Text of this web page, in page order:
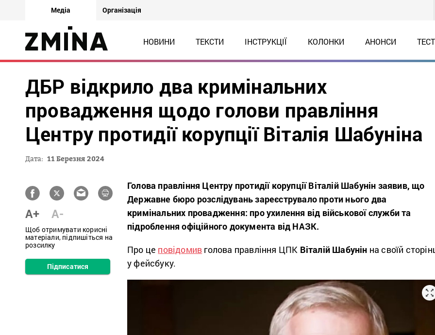
Медіа Організація
НОВИНИ ТЕКСТИ ІНСТРУКЦІЇ КОЛОНКИ АНОНСИ
ДБР відкрило два кримінальних
провадження щодо голови правління
Центру протидії корупції Віталія Шабуніна
Дата: 11 Березня 2024
A+ A-
Щоб отримувати корисні
матеріали, підпишіться на
розсилку
Підписатися
Голова правління Центру протидії корупції Віталій Шабунін заявив, що
Державне бюро розслідувань зареєструвало проти нього два
кримінальних провадження: про ухилення від військової служби та
підроблення офіційного документа від НАЗК.
Про це повідомив голова правління ЦПК Віталій Шабунін на своїй
у фейсбуку.